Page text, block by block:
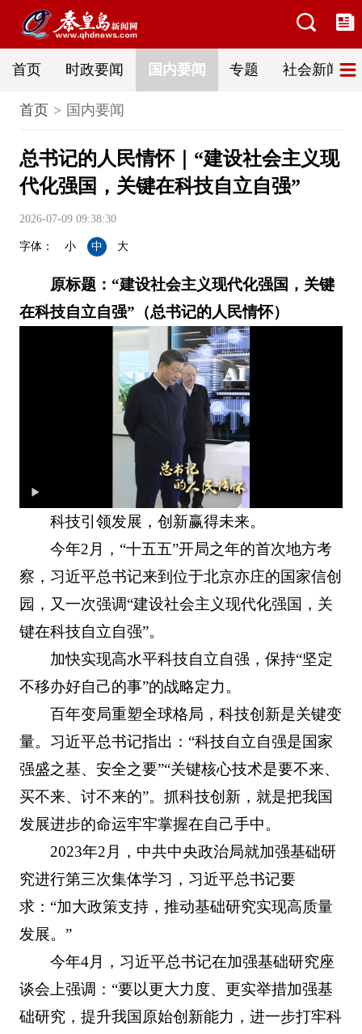
首页 时政要闻 国内要闻 专题 社会新闻
首页 国内要闻
总书记的人民情怀｜“建设社会主义现
代化强国，关键在科技自立自强”
2026-07-09 09:38:30
字体： 小 中 大
原标题：“建设社会主义现代化强国，关键
在科技自立自强”（总书记的人民情怀）
科技引领发展，创新赢得未来。
今年2月，“十五五”开局之年的首次地方考
察，习近平总书记来到位于北京亦庄的国家信创
园，又一次强调“建设社会主义现代化强国，关
键在科技自立自强”。
加快实现高水平科技自立自强，保持“坚定
不移办好自己的事”的战略定力。
百年变局重塑全球格局，科技创新是关键变
量。习近平总书记指出：“科技自立自强是国家
强盛之基、安全之要”“关键核心技术是要不来、
买不来、讨不来的”。抓科技创新，就是把我国
发展进步的命运牢牢掌握在自己手中。
2023年2月，中共中央政治局就加强基础研
究进行第三次集体学习，习近平总书记要
求：“加大政策支持，推动基础研究实现高质量
发展。”
今年4月，习近平总书记在加强基础研究座
谈会上强调：“要以更大力度、更实举措加强基
础研究，提升我国原始创新能力，进一步打牢科